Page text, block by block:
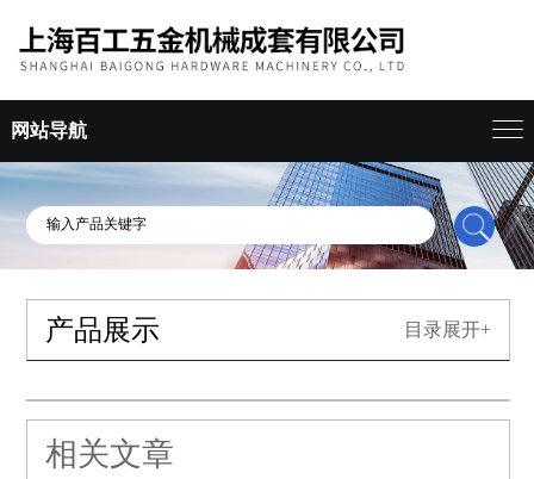
网站导航
产品展示 目录展开+
相关文章